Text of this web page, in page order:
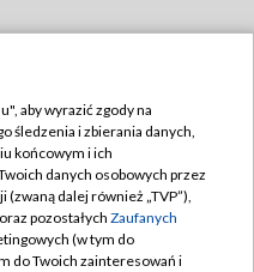
TVP
aby wyrazić zgody na
śledzenia i zbierania danych,
końcowym i ich
danych osobowych przez
(zwaną dalej również „TVP”),
oraz pozostałych Zaufanych
(w tym do
do Twoich zainteresowań i